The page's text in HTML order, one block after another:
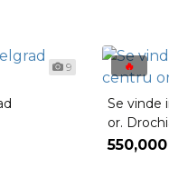
9 🔥
Se vinde
or.